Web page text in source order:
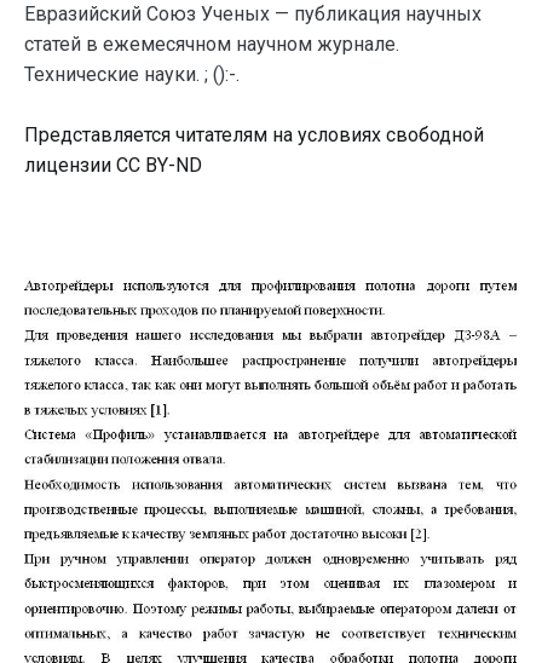
Евразийский Союз Ученых — публикация научных
статей в ежемесячном научном журнале.
Технические науки. ; ():-.
Представляется читателям на условиях свободной
лицензии CC BY-ND